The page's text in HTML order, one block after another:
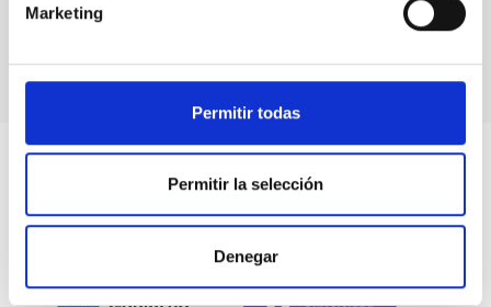
Marketing
Permitir todas
Permitir la selección
Denegar